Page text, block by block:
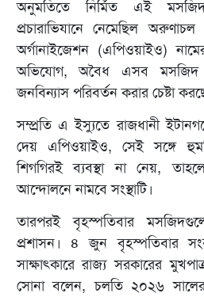
অনুমতিতে নির্মিত এই
প্রচারাভিযানে নেমেছিল
অর্গানাইজেশন (এপিওয়াইও)
অভিযোগ, অবৈধ এসব মসজিদ
জনবিন্যাস পরিবর্তন করার চেষ্টা
সম্প্রতি এ ইস্যুতে রাজধানী
দেয় এপিওয়াইও, সেই সঙ্গে
শিগগিরই ব্যবস্থা না নেয়,
আন্দোলনে নামবে সংস্থাটি।
তারপরই বৃহস্পতিবার
প্রশাসন। ৪ জুন বৃহস্পতিবার
সাক্ষাৎকারে রাজ্য সরকারের
সোনা বলেন, চলতি ২০২৬